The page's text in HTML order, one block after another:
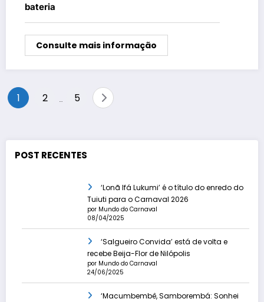
bateria
Consulte mais informação
Paginação
1 2 5
POST RECENTES
‘Lonã Ifá Lukumi’ é o título do enredo do
Tuiuti para o Carnaval 2026
por Mundo do Carnaval
08/04/2025
‘Salgueiro Convida’ está de volta e
recebe Beija-Flor de Nilópolis
por Mundo do Carnaval
24/06/2025
‘Macumbembê, Samborembá: Sonhei